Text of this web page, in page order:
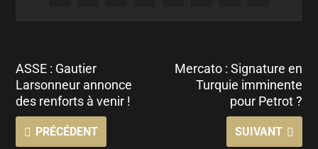
ASSE : Gautier
Larsonneur annonce
des renforts à venir !
PRÉCÉDENT
Mercato : Signature en
Turquie imminente
pour Petrot ?
SUIVANT